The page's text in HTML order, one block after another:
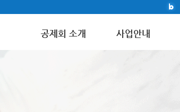
공제회 소개 사업안내